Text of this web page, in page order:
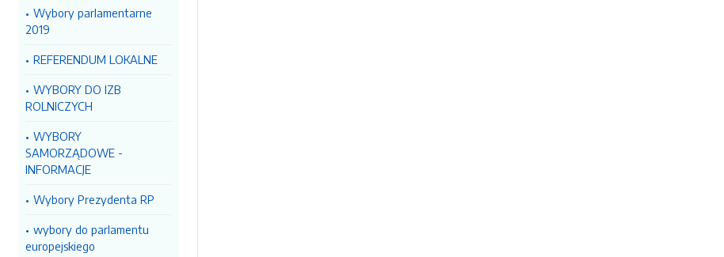
Wybory parlamentarne
2019
REFERENDUM LOKALNE
WYBORY DO IZB
ROLNICZYCH
WYBORY
SAMORZĄDOWE -
INFORMACJE
Wybory Prezydenta RP
wybory do parlamentu
europejskiego